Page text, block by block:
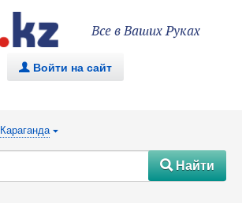
Все в Ваших Руках
. Войти на сайт
Караганда {
#Найти